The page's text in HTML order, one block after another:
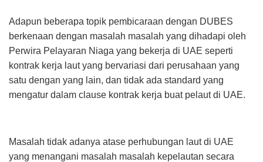
Adapun beberapa topik pembicaraan dengan DUBES
berkenaan dengan masalah masalah yang dihadapi oleh
Perwira Pelayaran Niaga yang bekerja di UAE seperti
kontrak kerja laut yang bervariasi dari perusahaan yang
satu dengan yang lain, dan tidak ada standard yang
mengatur dalam clause kontrak kerja buat pelaut di UAE.
Masalah tidak adanya atase perhubungan laut di UAE
yang menangani masalah masalah kepelautan secara